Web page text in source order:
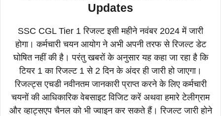
Updates
SSC CGL Tier 1 रिजल्ट इसी महीने नवंबर 2024 में जारी
होगा। कर्मचारी चयन आयोग ने अभी अपनी तरफ से रिजल्ट डेट
घोषित नहीं की है। परंतु खबरों के अनुसार यह कहा जा रहा है कि
टियर 1 का रिजल्ट 1 से 2 दिन के अंदर ही जारी हो जाएगा।
रिजल्ट्स एचडी नवीनतम जानकारी प्राप्त करने के लिए कर्मचारी
चयनों की आधिकारिक वेबसाइट विजिट करें अथवा हमारे टेलीग्राम
और व्हाट्सएप चैनल को भी ज्वाइन कर सकते हैं। रिजल्ट जारी होने